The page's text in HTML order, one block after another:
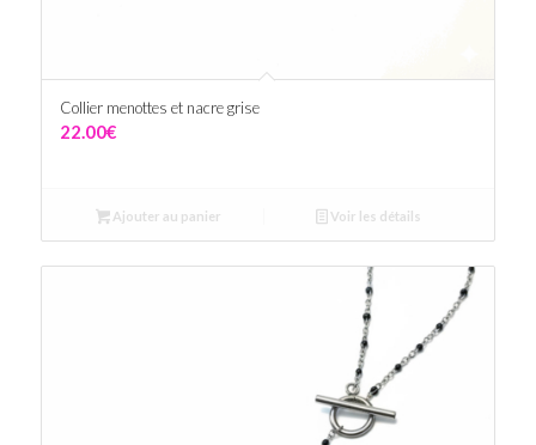
Collier menottes et nacre grise
22.00€
Ajouter au panier Voir les détails